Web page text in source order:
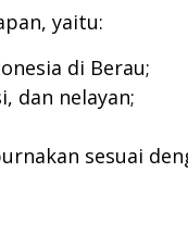
yaitu:
di Berau;
dan nelayan;
sesuai